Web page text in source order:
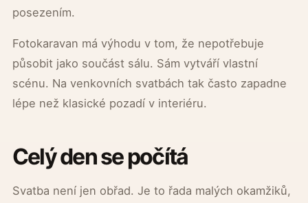
posezením.
Fotokaravan má výhodu v tom, že nepotřebuje
působit jako součást sálu. Sám vytváří vlastní
scénu. Na venkovních svatbách tak často zapadne
lépe než klasické pozadí v interiéru.
Celý den se počítá
Svatba není jen obřad. Je to řada malých okamžiků,